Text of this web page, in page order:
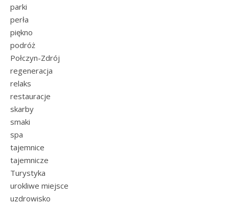
parki
perła
piękno
podróż
Połczyn-Zdrój
regeneracja
relaks
restauracje
skarby
smaki
spa
tajemnice
tajemnicze
Turystyka
urokliwe miejsce
uzdrowisko